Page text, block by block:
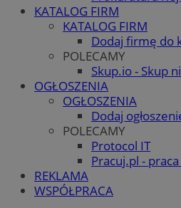
KATALOG FIRM
KATALOG FIRM
Dodaj firmę do
POLECAMY
Skup.io - Skup
OGŁOSZENIA
OGŁOSZENIA
Dodaj
POLECAMY
Protocol IT
Pracuj.pl -
REKLAMA
WSPÓŁPRACA